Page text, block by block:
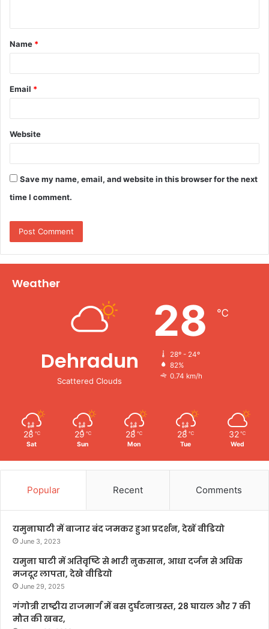
t
*
Name *
Email *
Website
Save my name, email, and website in this browser for the next
time I comment.
Weather
Dehradun
Scattered Clouds
28 ℃
28º - 24º
82%
0.74 km/h
28 ℃
Sat
29 ℃
Sun
28 ℃
Mon
28 ℃
Tue
32 ℃
Wed
Popular Recent Comments
यमुनाघाटी में बाजार बंद जमकर हुआ प्रदर्शन, देखें वीडियो
June 3, 2023
यमुना घाटी में अतिवृष्टि से भारी नुकसान, आधा दर्जन से अधिक
मजदूर लापता, देखे वीडियो
June 29, 2025
गंगोत्री राष्ट्रीय राजमार्ग में बस दुर्घटनाग्रस्त, 28 घायल और 7 की
मौत की खबर,